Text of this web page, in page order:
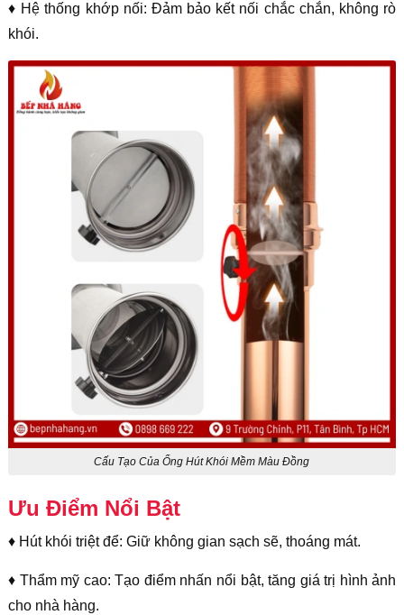
♦ Hệ thống khớp nối: Đảm bảo kết nối chắc chắn, không rò
khói.
Cấu Tạo Của Ống Hút Khói Mềm Màu Đồng
Ưu Điểm Nổi Bật
♦ Hút khói triệt để: Giữ không gian sạch sẽ, thoáng mát.
♦ Thẩm mỹ cao: Tạo điểm nhấn nổi bật, tăng giá trị hình ảnh
cho nhà hàng.